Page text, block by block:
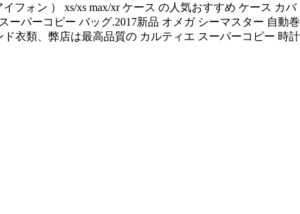
フォン ） xs/xs max/xr ケース の人気おすすめ ケース カバ
ーパーコピー バッグ.2017新品 オメガ シーマスター 自動巻
衣類、弊店は最高品質の カルティエ スーパーコピー 時計